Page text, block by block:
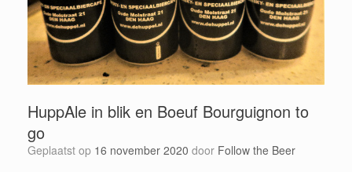
HuppAle in blik en Boeuf Bourguignon to
go
Geplaatst op 16 november 2020 door Follow the Beer